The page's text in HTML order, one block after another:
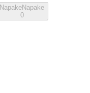
NapakeNapake
0